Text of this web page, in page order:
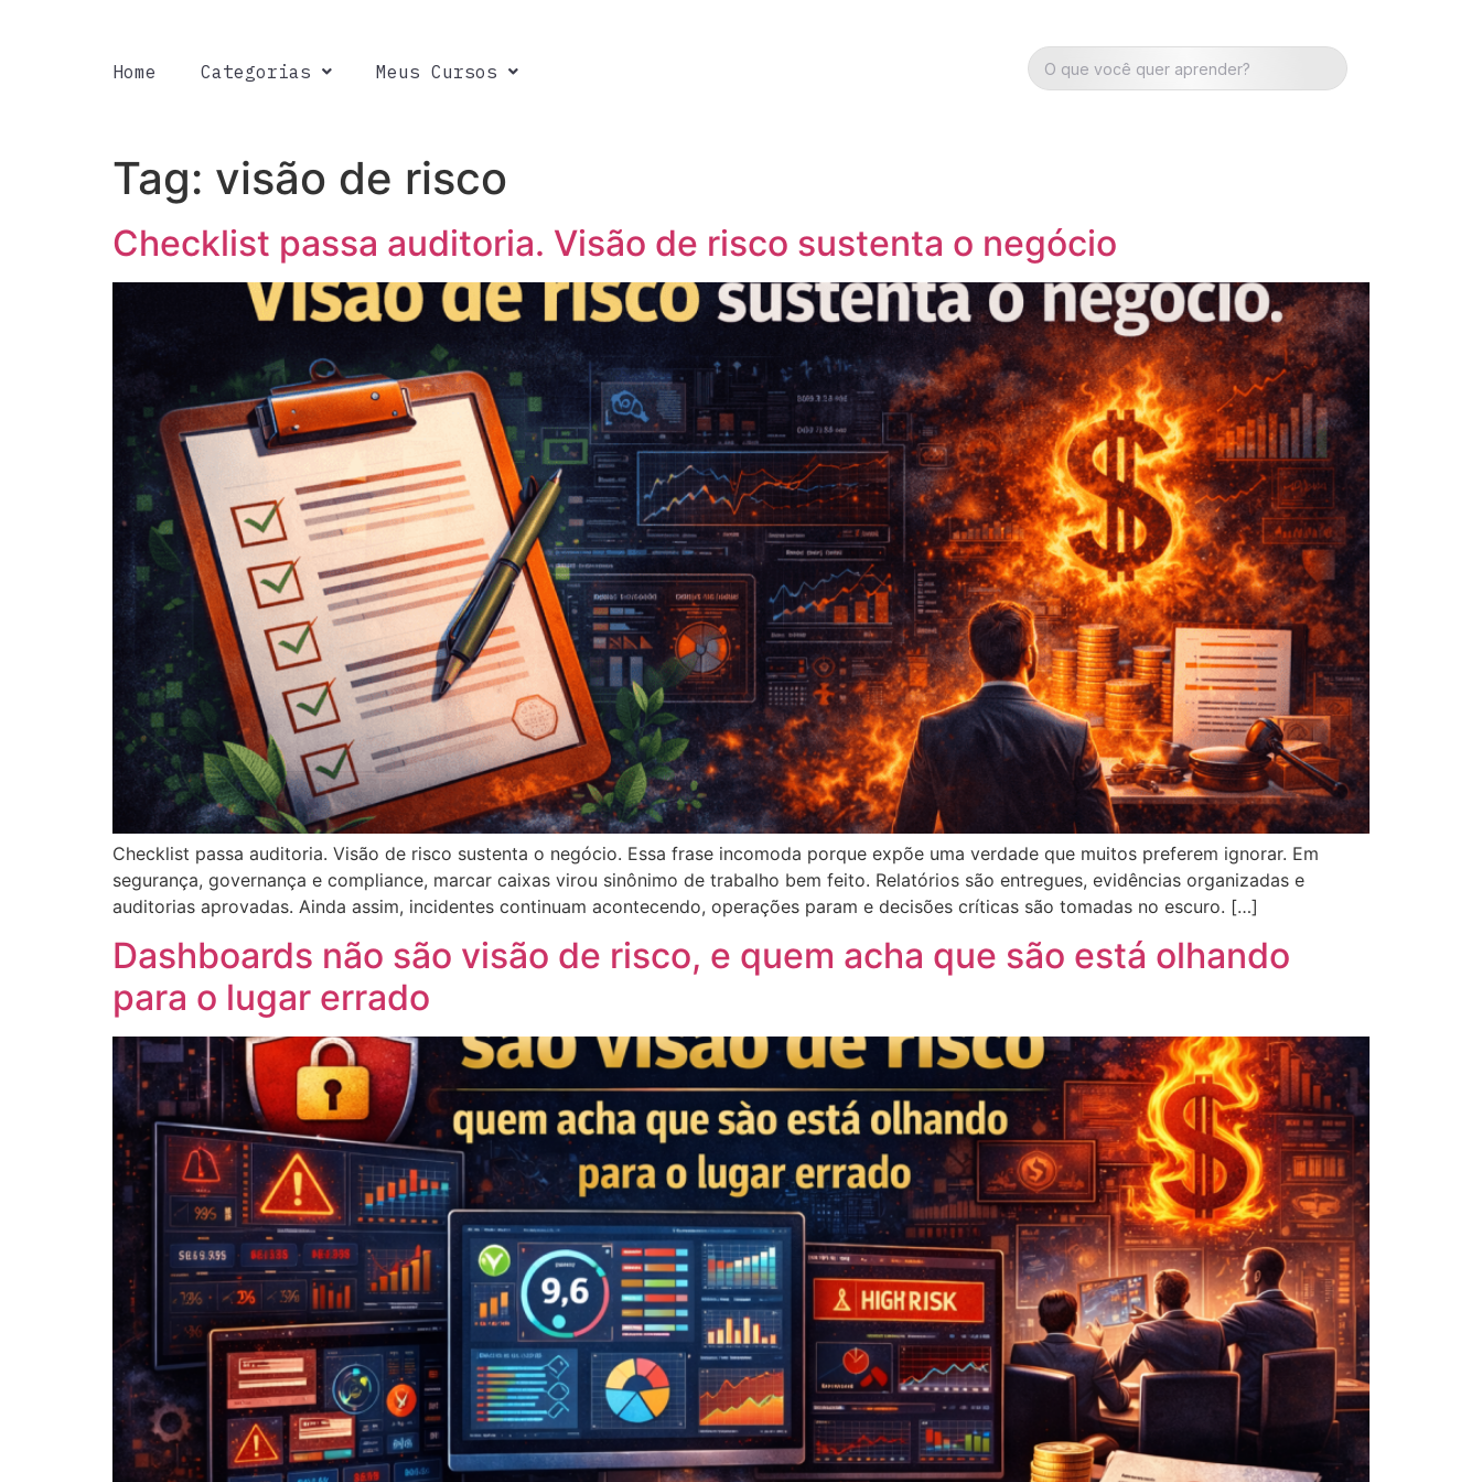
Home Categorias Meus Cursos
Tag: visão de risco
Checklist passa auditoria. Visão de risco sustenta o negócio
Checklist passa auditoria. Visão de risco sustenta o negócio. Essa frase incomoda porque expõe uma verdade que muitos preferem ignorar. Em
segurança, governança e compliance, marcar caixas virou sinônimo de trabalho bem feito. Relatórios são entregues, evidências organizadas e
auditorias aprovadas. Ainda assim, incidentes continuam acontecendo, operações param e decisões críticas são tomadas no escuro. […]
Dashboards não são visão de risco, e quem acha que são está olhando
para o lugar errado